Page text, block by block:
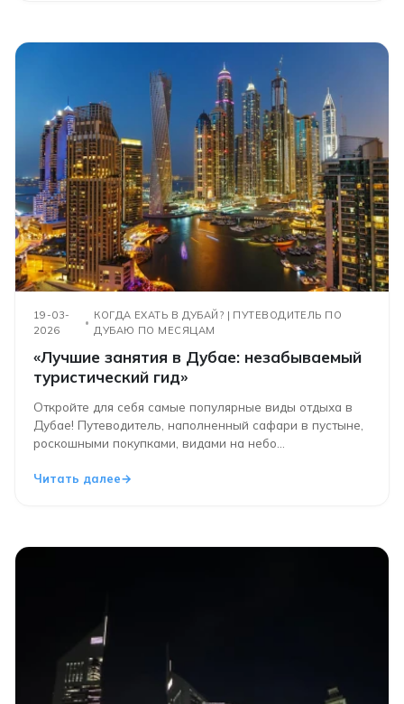
19-03-
2026
КОГДА ЕХАТЬ В ДУБАЙ? | ПУТЕВОДИТЕЛЬ ПО
ДУБАЮ ПО МЕСЯЦАМ
«Лучшие занятия в Дубае: незабываемый
туристический гид»
Откройте для себя самые популярные виды отдыха в
Дубае! Путеводитель, наполненный сафари в пустыне,
роскошными покупками, видами на небо...
Читать далее